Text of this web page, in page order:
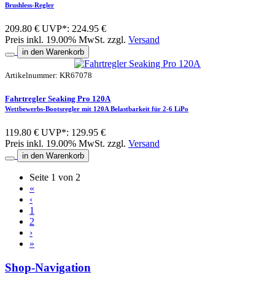
Brushless-Regler
209.80 € UVP*: 224.95 €
Preis inkl. 19.00% MwSt. zzgl. Versand
in den Warenkorb
Artikelnummer: KR67078
Fahrtregler Seaking Pro 120A
Wettbewerbs-Bootsregler mit 120A Belastbarkeit für 2-6 LiPo
119.80 € UVP*: 129.95 €
Preis inkl. 19.00% MwSt. zzgl. Versand
in den Warenkorb
Seite 1 von 2
«
‹
1
2
›
»
Shop-Navigation